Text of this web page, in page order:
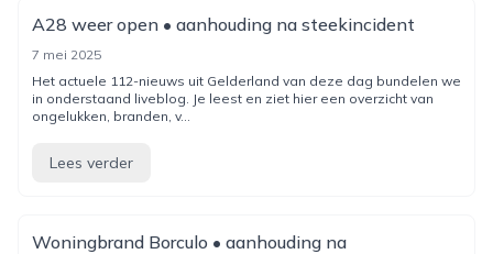
A28 weer open • aanhouding na steekincident
7 mei 2025
Het actuele 112-nieuws uit Gelderland van deze dag bundelen we
in onderstaand liveblog. Je leest en ziet hier een overzicht van
ongelukken, branden, v...
Lees verder
Woningbrand Borculo • aanhouding na